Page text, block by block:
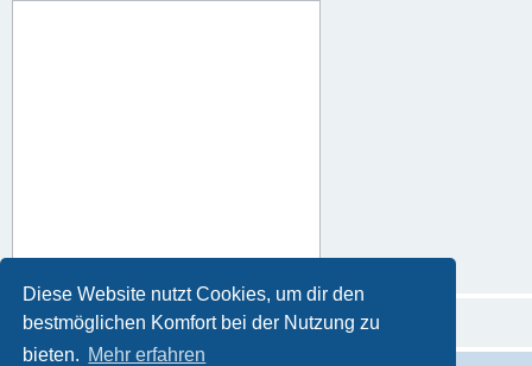
Diese Website nutzt Cookies, um dir den
bestmöglichen Komfort bei der Nutzung zu
bieten. Mehr erfahren